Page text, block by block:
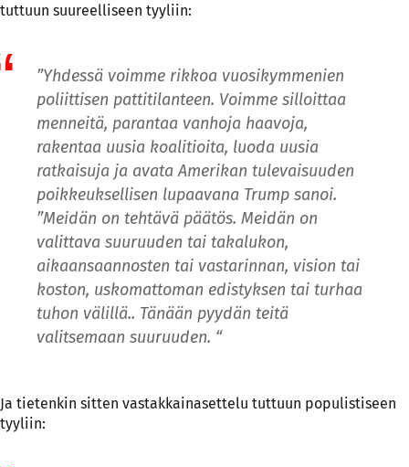
tuttuun suureelliseen tyyliin:
”Yhdessä voimme rikkoa vuosikymmenien
poliittisen pattitilanteen. Voimme silloittaa
menneitä, parantaa vanhoja haavoja,
rakentaa uusia koalitioita, luoda uusia
ratkaisuja ja avata Amerikan tulevaisuuden
poikkeuksellisen lupaavana Trump sanoi.
”Meidän on tehtävä päätös. Meidän on
valittava suuruuden tai takalukon,
aikaansaannosten tai vastarinnan, vision tai
koston, uskomattoman edistyksen tai turhaa
tuhon välillä.. Tänään pyydän teitä
valitsemaan suuruuden. “
Ja tietenkin sitten vastakkainasettelu tuttuun populistiseen
tyyliin: